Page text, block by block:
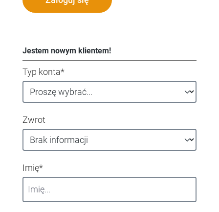
Jestem nowym klientem!
Dane osobowe
Typ konta*
Zwrot
Imię*